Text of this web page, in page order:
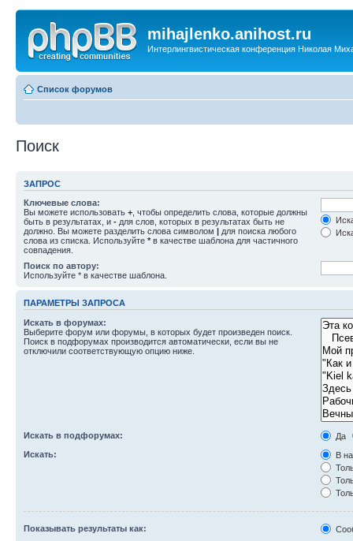
mihajlenko.anihost.ru
Интерлингвистическая конференция Николая
Список форумов
Поиск
ЗАПРОС
Ключевые слова:
Вы можете использовать + , чтобы определить слова, которые должны
быть в результатах, и - для слов, которых в результатах быть не
должно. Вы можете разделить слова символом | для поиска любого
слова из списка. Используйте * в качестве шаблона для частичного
совпадения.
Поиск по автору:
Используйте * в качестве шаблона.
ПАРАМЕТРЫ ЗАПРОСА
Искать в форумах:
Выберите форум или форумы, в которых будет произведен поиск.
Поиск в подфорумах производится автоматически, если вы не
отключили соответствующую опцию ниже.
Искать в подфорумах:
Да
Искать:
В
Показывать результаты как: